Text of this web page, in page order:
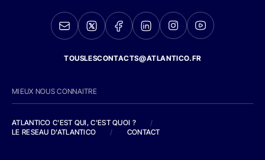
TOUSLESCONTACTS@ATLANTICO.FR
MIEUX NOUS CONNAITRE
ATLANTICO C'EST QUI, C'EST QUOI ?
/
LE RESEAU D'ATLANTICO
/ CONTACT